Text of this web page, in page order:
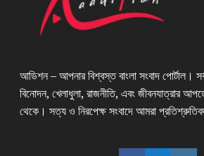
আডিশন – আপনার বিশ্বস্ত বাংলা সংবাদ পোর্টাল।
বিনোদন, খেলাধুলা, রাজনীতি, এবং জীবনযাত্রার
থেকে। সত্য ও নিরপেক্ষ সংবাদে আমরা